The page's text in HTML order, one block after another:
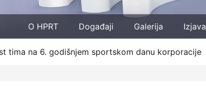
O HPRT Događaji Galerija Izjava
tima na 6. godišnjem sportskom danu korporacije